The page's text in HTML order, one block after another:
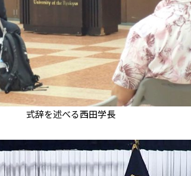
式辞を述べる西田学長